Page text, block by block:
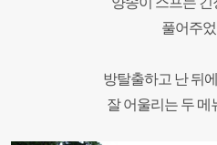
풀어주
방탈출하고 난 뒤
잘 어울리는 두 메